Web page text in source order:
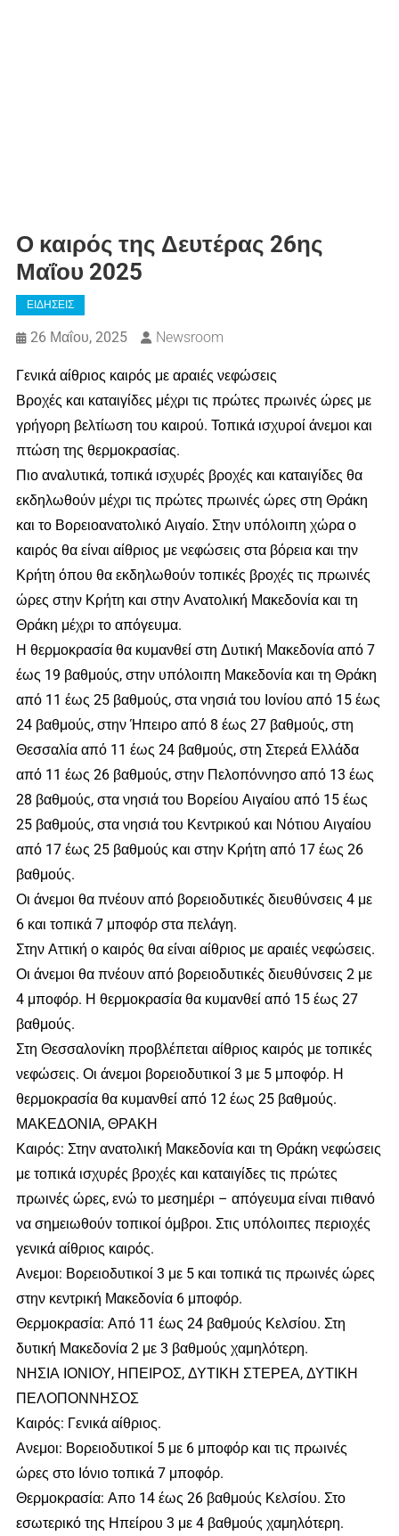
Ο καιρός της Δευτέρας 26ης
Μαΐου 2025
ΕΙΔΗΣΕΙΣ
26 Μαΐου, 2025 Newsroom
Γενικά αίθριος καιρός με αραιές νεφώσεις
Βροχές και καταιγίδες μέχρι τις πρώτες πρωινές ώρες με
γρήγορη βελτίωση του καιρού. Τοπικά ισχυροί άνεμοι και
πτώση της θερμοκρασίας.
Πιο αναλυτικά, τοπικά ισχυρές βροχές και καταιγίδες θα
εκδηλωθούν μέχρι τις πρώτες πρωινές ώρες στη Θράκη
και το Βορειοανατολικό Αιγαίο. Στην υπόλοιπη χώρα ο
καιρός θα είναι αίθριος με νεφώσεις στα βόρεια και την
Κρήτη όπου θα εκδηλωθούν τοπικές βροχές τις πρωινές
ώρες στην Κρήτη και στην Ανατολική Μακεδονία και τη
Θράκη μέχρι το απόγευμα.
Η θερμοκρασία θα κυμανθεί στη Δυτική Μακεδονία από 7
έως 19 βαθμούς, στην υπόλοιπη Μακεδονία και τη Θράκη
από 11 έως 25 βαθμούς, στα νησιά του Ιονίου από 15 έως
24 βαθμούς, στην Ήπειρο από 8 έως 27 βαθμούς, στη
Θεσσαλία από 11 έως 24 βαθμούς, στη Στερεά Ελλάδα
από 11 έως 26 βαθμούς, στην Πελοπόννησο από 13 έως
28 βαθμούς, στα νησιά του Βορείου Αιγαίου από 15 έως
25 βαθμούς, στα νησιά του Κεντρικού και Νότιου Αιγαίου
από 17 έως 25 βαθμούς και στην Κρήτη από 17 έως 26
βαθμούς.
Οι άνεμοι θα πνέουν από βορειοδυτικές διευθύνσεις 4 με
6 και τοπικά 7 μποφόρ στα πελάγη.
Στην Αττική ο καιρός θα είναι αίθριος με αραιές νεφώσεις.
Οι άνεμοι θα πνέουν από βορειοδυτικές διευθύνσεις 2 με
4 μποφόρ. Η θερμοκρασία θα κυμανθεί από 15 έως 27
βαθμούς.
Στη Θεσσαλονίκη προβλέπεται αίθριος καιρός με τοπικές
νεφώσεις. Οι άνεμοι βορειοδυτικοί 3 με 5 μποφόρ. Η
θερμοκρασία θα κυμανθεί από 12 έως 25 βαθμούς.
ΜΑΚΕΔΟΝΙΑ, ΘΡΑΚΗ
Καιρός: Στην ανατολική Μακεδονία και τη Θράκη νεφώσεις
με τοπικά ισχυρές βροχές και καταιγίδες τις πρώτες
πρωινές ώρες, ενώ το μεσημέρι – απόγευμα είναι πιθανό
να σημειωθούν τοπικοί όμβροι. Στις υπόλοιπες περιοχές
γενικά αίθριος καιρός.
Ανεμοι: Βορειοδυτικοί 3 με 5 και τοπικά τις πρωινές ώρες
στην κεντρική Μακεδονία 6 μποφόρ.
Θερμοκρασία: Από 11 έως 24 βαθμούς Κελσίου. Στη
δυτική Μακεδονία 2 με 3 βαθμούς χαμηλότερη.
ΝΗΣΙΑ ΙΟΝΙΟΥ, ΗΠΕΙΡΟΣ, ΔΥΤΙΚΗ ΣΤΕΡΕΑ, ΔΥΤΙΚΗ
ΠΕΛΟΠΟΝΝΗΣΟΣ
Καιρός: Γενικά αίθριος.
Ανεμοι: Βορειοδυτικοί 5 με 6 μποφόρ και τις πρωινές
ώρες στο Ιόνιο τοπικά 7 μποφόρ.
Θερμοκρασία: Απο 14 έως 26 βαθμούς Κελσίου. Στο
εσωτερικό της Ηπείρου 3 με 4 βαθμούς χαμηλότερη.